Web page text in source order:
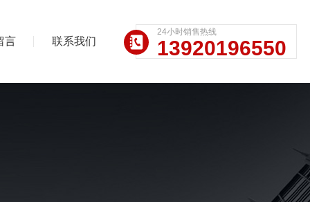
言 联系我们
24小时销售热线
13920196550